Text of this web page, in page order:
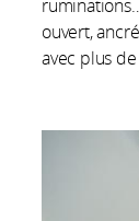
ouvert,
avec plus